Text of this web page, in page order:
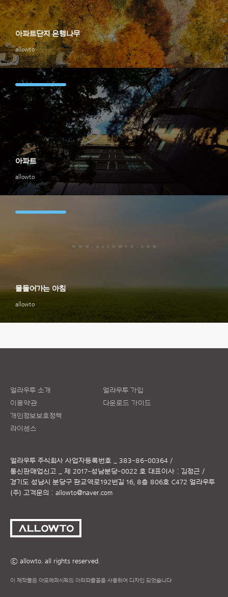
allowto
아파트단지 은행나무
allowto
아파트
allowto
물들어가는 아침
얼라우투 소개
이용약관
개인정보보호정책
라이센스
얼라우투 가입
다운로드 가이드
얼라우투 주식회사 사업자등록번호 _ 383-86-00364 /
통신판매업신고 _ 제 2017-성남분당-0022 호 대표이사 : 김정근 /
경기도 성남시 분당구 판교역로192번길 16, 8층 806호 C472 얼라우투
(주) 고객문의 : allowto@naver.com
ⓒ allowto. all rights reserved.
이 제작물은 아모레퍼시픽의 아리따글꼴을 사용하여 디자인 되었습니다